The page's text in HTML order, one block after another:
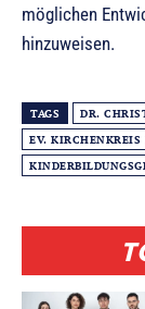
möglichen
hinzuweisen.
TAGS DR.
EV. KIRCHENKREIS